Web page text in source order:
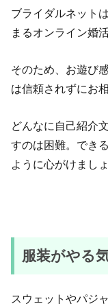
ブライダルネット
まるオンライン婚
そのため、お遊び
は信頼されずにお
どんなに自己紹介
すのは困難。でき
ように心がけましょ
服装がやる
スウェットやパジ